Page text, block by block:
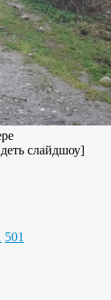
слайдшоу]
501